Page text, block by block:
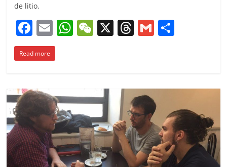
de litio.
F
a
c
b
o
o
k
E
m
ai
W
A
p
p
W
at
X T
d
s
G
ar
tir
Read more